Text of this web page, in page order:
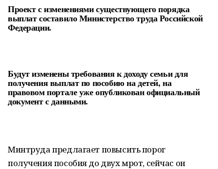
Проект с изменениями существующего порядка
выплат составило Министерство труда Российской
Федерации.
Будут изменены требования к доходу семьи для
получения выплат по пособию на детей, на
правовом портале уже опубликован официальный
документ с данными.
Минтруда предлагает повысить порог
получения пособия до двух мрот, сейчас он